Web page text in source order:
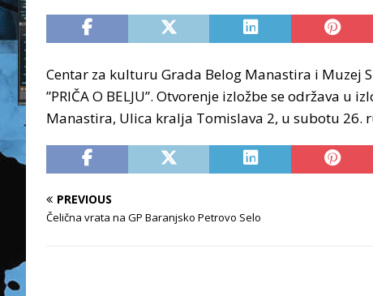
Centar za kulturu Grada Belog Manastira i Muzej
”PRIČA O BELJU”. Otvorenje izložbe se održava
Manastira, Ulica kralja Tomislava 2, u subotu 26.
PREVIOUS
Čelična vrata na GP Baranjsko Petrovo Selo